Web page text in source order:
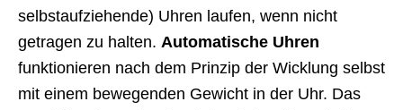
selbstaufziehende) Uhren laufen, wenn nicht
getragen zu halten. Automatische Uhren
funktionieren nach dem Prinzip der Wicklung selbst
mit einem bewegenden Gewicht in der Uhr. Das